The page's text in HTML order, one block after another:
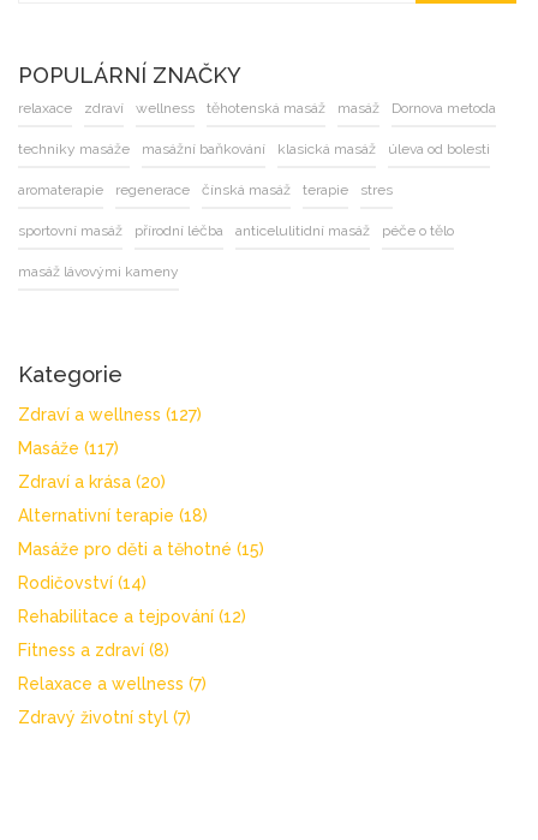
POPULÁRNÍ ZNAČKY
relaxace zdraví wellness těhotenská masáž masáž Dornova metoda
techniky masáže masážní baňkování klasická masáž úleva od bolesti
aromaterapie regenerace čínská masáž terapie stres
sportovní masáž přírodní léčba anticelulitidní masáž péče o tělo
masáž lávovými kameny
Kategorie
Zdraví a wellness (127)
Masáže (117)
Zdraví a krása (20)
Alternativní terapie (18)
Masáže pro děti a těhotné (15)
Rodičovství (14)
Rehabilitace a tejpování (12)
Fitness a zdraví (8)
Relaxace a wellness (7)
Zdravý životní styl (7)